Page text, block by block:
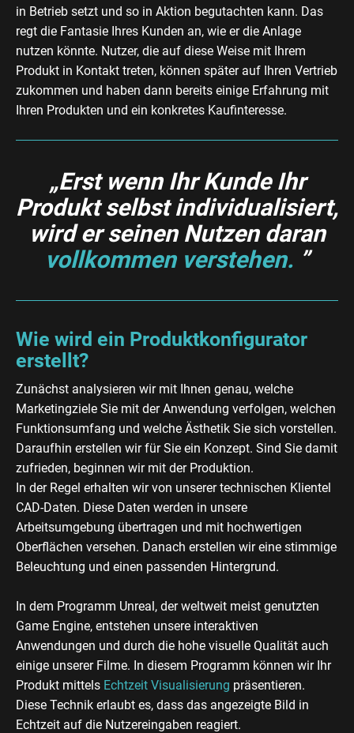
in Betrieb setzt und so in Aktion begutachten kann. Das
regt die Fantasie Ihres Kunden an, wie er die Anlage
nutzen könnte. Nutzer, die auf diese Weise mit Ihrem
Produkt in Kontakt treten, können später auf Ihren Vertrieb
zukommen und haben dann bereits einige Erfahrung mit
Ihren Produkten und ein konkretes Kaufinteresse.
„Erst wenn Ihr Kunde Ihr
Produkt selbst individualisiert,
wird er seinen Nutzen daran
vollkommen verstehen. ”
Wie wird ein Produktkonfigurator
erstellt?
Zunächst analysieren wir mit Ihnen genau, welche
Marketingziele Sie mit der Anwendung verfolgen, welchen
Funktionsumfang und welche Ästhetik Sie sich vorstellen.
Daraufhin erstellen wir für Sie ein Konzept. Sind Sie damit
zufrieden, beginnen wir mit der Produktion.
In der Regel erhalten wir von unserer technischen Klientel
CAD-Daten. Diese Daten werden in unsere
Arbeitsumgebung übertragen und mit hochwertigen
Oberflächen versehen. Danach erstellen wir eine stimmige
Beleuchtung und einen passenden Hintergrund.
In dem Programm Unreal, der weltweit meist genutzten
Game Engine, entstehen unsere interaktiven
Anwendungen und durch die hohe visuelle Qualität auch
einige unserer Filme. In diesem Programm können wir Ihr
Produkt mittels Echtzeit Visualisierung präsentieren.
Diese Technik erlaubt es, dass das angezeigte Bild in
Echtzeit auf die Nutzereingaben reagiert.